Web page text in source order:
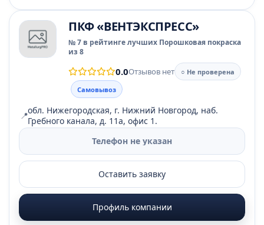
ПКФ «ВЕНТЭКСПРЕСС»
№ 7 в рейтинге лучших Порошковая покраска
из 8
0.0Отзывов нет
○ Не проверена
Самовывоз
📍обл. Нижегородская, г. Нижний Новгород, наб.
Гребного канала, д. 11а, офис 1.
Телефон не указан
Оставить заявку
Профиль компании